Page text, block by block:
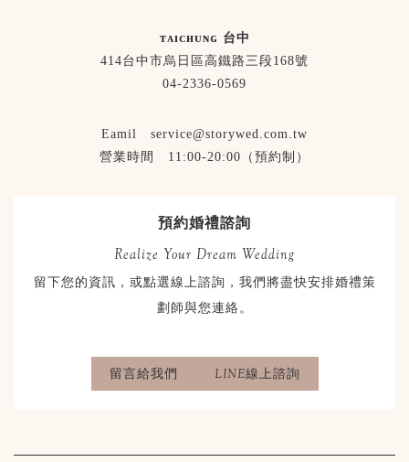
ᴛᴀɪᴄʜᴜɴɢ 台中
414台中市烏日區高鐵路三段168號
04-2336-0569
Eamil service@storywed.com.tw
營業時間 11:00-20:00（預約制）
預約婚禮諮詢
Realize Your Dream Wedding
留下您的資訊，或點選線上諮詢，我們將盡快安排婚禮策
劃師與您連絡。
留言給我們 LINE線上諮詢